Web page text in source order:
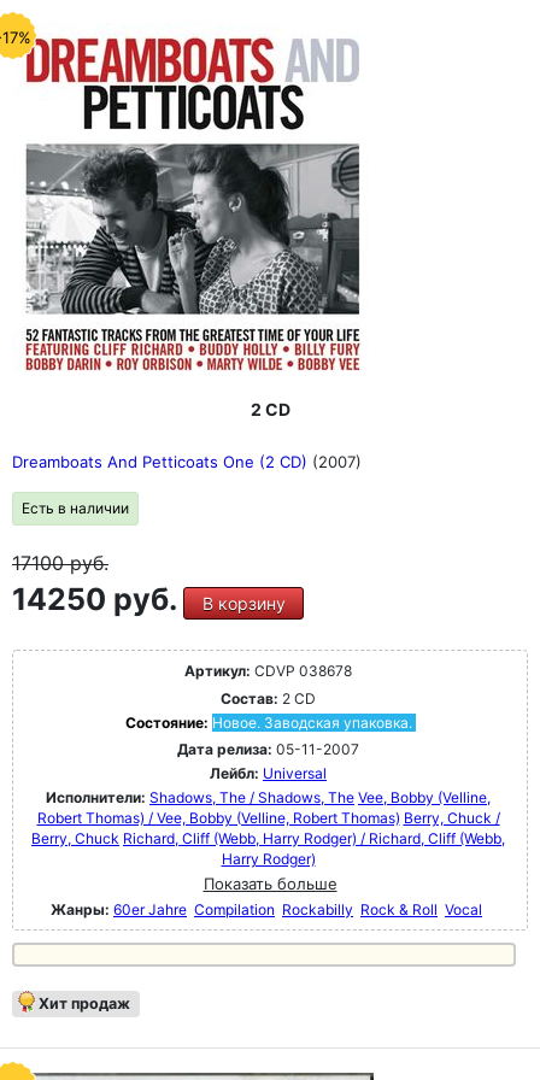
2 CD
Dreamboats And Petticoats One (2 CD) (2007)
Есть в наличии
17100руб.
14250 руб. В корзину
Артикул: CDVP 038678
Состав: 2 CD
Состояние: Новое. Заводская упаковка.
Дата релиза: 05-11-2007
Лейбл: Universal
Исполнители: Shadows, The / Shadows, The Vee, Bobby (Velline,
Robert Thomas) / Vee, Bobby (Velline, Robert Thomas) Berry, Chuck /
Berry, Chuck Richard, Cliff (Webb, Harry Rodger) / Richard, Cliff (Webb,
Harry Rodger)
Показать больше
Жанры: 60er Jahre Compilation Rockabilly Rock & Roll Vocal
Хит продаж